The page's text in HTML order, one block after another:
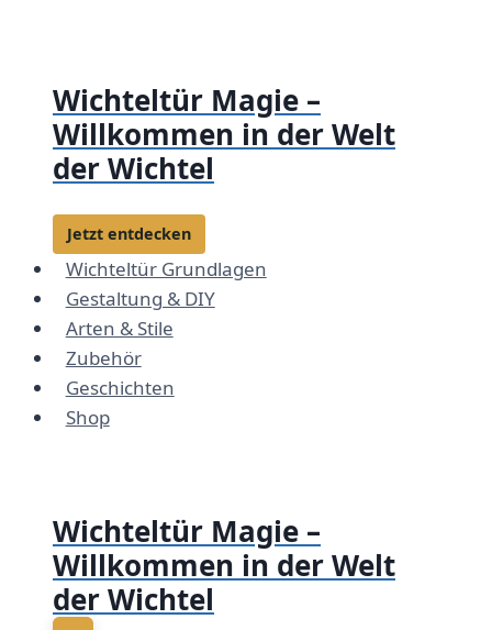
Wichteltür Magie –
Willkommen in der Welt
der Wichtel
Jetzt entdecken
Wichteltür Grundlagen
Gestaltung & DIY
Arten & Stile
Zubehör
Geschichten
Shop
Wichteltür Magie –
Willkommen in der Welt
der Wichtel